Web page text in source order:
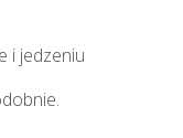
i jedzeniu